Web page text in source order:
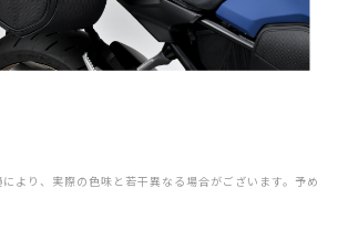
より、実際の色味と若干異なる場合がございます。予め